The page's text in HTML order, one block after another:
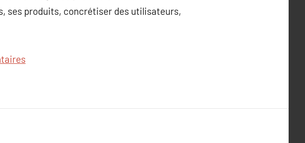
ses produits, concrétiser des utilisateurs,